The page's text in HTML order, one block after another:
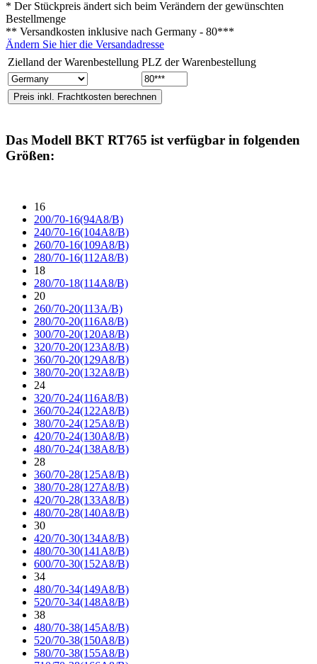
* Der Stückpreis ändert sich beim Verändern der gewünschten
Bestellmenge
** Versandkosten inklusive nach Germany - 80***
Ändern Sie hier die Versandadresse
Zielland der Warenbestellung PLZ der Warenbestellung
Das Modell BKT RT765 ist verfügbar in folgenden
Größen:
16
200/70-16(94A8/B)
240/70-16(104A8/B)
260/70-16(109A8/B)
280/70-16(112A8/B)
18
280/70-18(114A8/B)
20
260/70-20(113A/B)
280/70-20(116A8/B)
300/70-20(120A8/B)
320/70-20(123A8/B)
360/70-20(129A8/B)
380/70-20(132A8/B)
24
320/70-24(116A8/B)
360/70-24(122A8/B)
380/70-24(125A8/B)
420/70-24(130A8/B)
480/70-24(138A8/B)
28
360/70-28(125A8/B)
380/70-28(127A8/B)
420/70-28(133A8/B)
480/70-28(140A8/B)
30
420/70-30(134A8/B)
480/70-30(141A8/B)
600/70-30(152A8/B)
34
480/70-34(149A8/B)
520/70-34(148A8/B)
38
480/70-38(145A8/B)
520/70-38(150A8/B)
580/70-38(155A8/B)